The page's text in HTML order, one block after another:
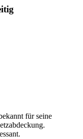
für seine